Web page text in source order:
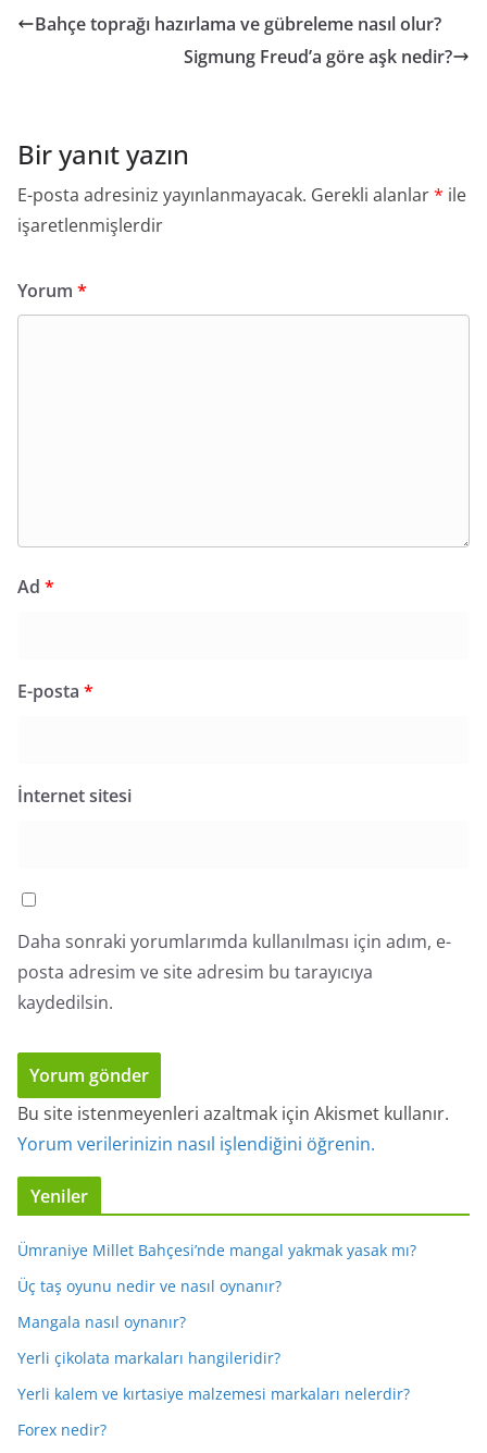
Bahçe toprağı hazırlama ve gübreleme nasıl olur?
Sigmung Freud’a göre aşk nedir?
Bir yanıt yazın
E-posta adresiniz yayınlanmayacak. Gerekli alanlar* ile
işaretlenmişlerdir
Yorum *
Ad *
E-posta *
İnternet sitesi
Daha sonraki yorumlarımda kullanılması için adım, e-
posta adresim ve site adresim bu tarayıcıya
kaydedilsin.
Bu site istenmeyenleri azaltmak için Akismet kullanır.
Yorum verilerinizin nasıl işlendiğini öğrenin.
Yeniler
Ümraniye Millet Bahçesi’nde mangal yakmak yasak mı?
Üç taş oyunu nedir ve nasıl oynanır?
Mangala nasıl oynanır?
Yerli çikolata markaları hangileridir?
Yerli kalem ve kırtasiye malzemesi markaları nelerdir?
Forex nedir?